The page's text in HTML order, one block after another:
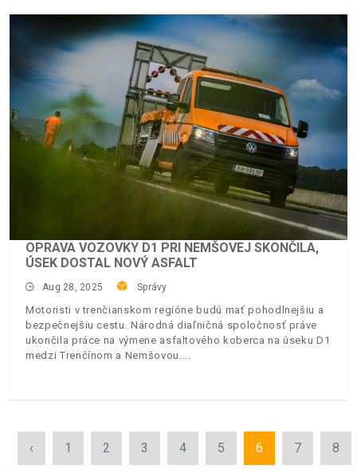
OPRAVA VOZOVKY D1 PRI NEMŠOVEJ SKONČILA,
ÚSEK DOSTAL NOVÝ ASFALT
Aug 28, 2025 Správy
Motoristi v trenčianskom regióne budú mať pohodlnejšiu a
bezpečnejšiu cestu. Národná diaľničná spoločnosť práve
ukončila práce na výmene asfaltového koberca na úseku D1
medzi Trenčínom a Nemšovou.
‹ 1 2 3 4 5 6 7 8